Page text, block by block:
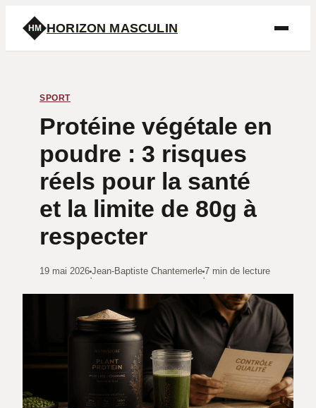
HM HORIZON MASCULIN
SPORT
Protéine végétale en
poudre : 3 risques
réels pour la santé
et la limite de 80g à
respecter
19 mai 2026
·
Jean-Baptiste Chantemerle
·
7 min de lecture